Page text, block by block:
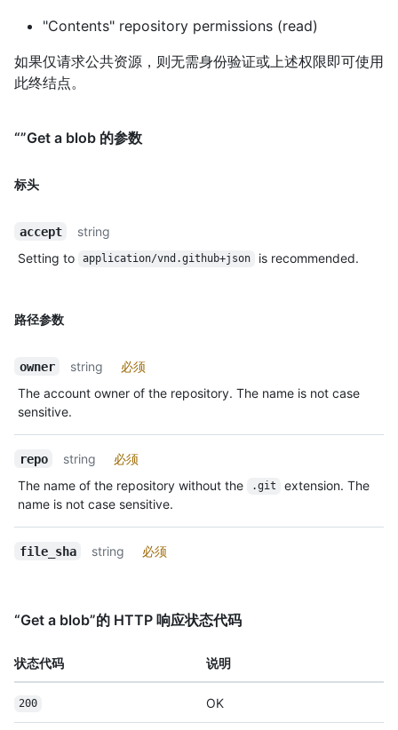
"Contents" repository permissions (read)
如果仅请求公共资源，则无需身份验证或上述权限即可使用
此终结点。
“”Get a blob 的参数
标头
accept
string
Setting to
application/vnd.github+json is recommended.
路径参数
owner string
必须
The account owner of the repository. The name is not case
sensitive.
repo string
必须
The name of the repository without the
.git
extension. The
name is not case sensitive.
file_sha string 必须
“Get a blob”的 HTTP 响应状态代码
状态代码 说明
200 OK